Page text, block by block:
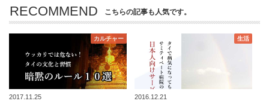
RECOMMEND こちらの記事も人気です。
カルチャー
2017.11.25
生活
2016.12.21